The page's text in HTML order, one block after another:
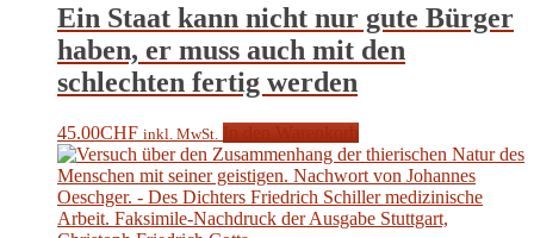
Ein Staat kann nicht nur gute Bürger
haben, er muss auch mit den
schlechten fertig werden
45.00CHF inkl. MwSt.